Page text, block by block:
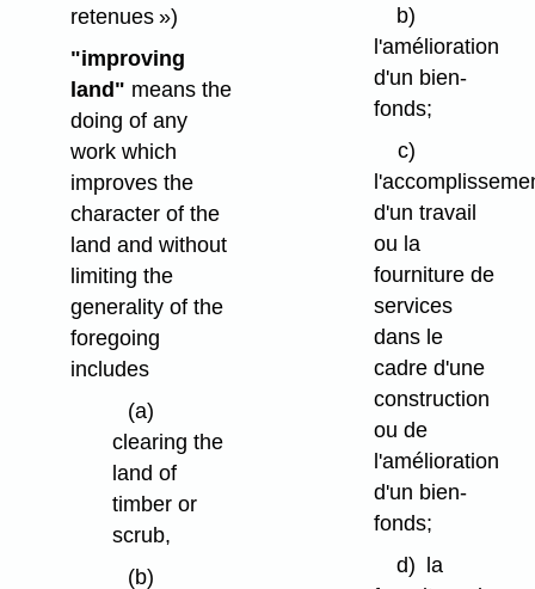
retenues »)
"improving
land" means the
doing of any
work which
improves the
character of the
land and without
limiting the
generality of the
foregoing
includes
(a)
clearing the
land of
timber or
scrub,
(b)
b)
l'amélioration
d'un bien-
fonds;
c)
d'un travail
ou la
fourniture de
services
dans le
cadre d'une
construction
ou de
l'amélioration
d'un bien-
fonds;
d) la